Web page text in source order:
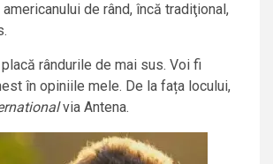
de rând, încă tradiţional,
rândurile de mai sus. Voi fi
în opiniile mele. De la fața locului,
via Antena.